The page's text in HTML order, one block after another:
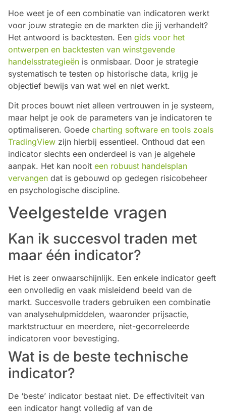
Hoe weet je of een combinatie van indicatoren werkt
voor jouw strategie en de markten die jij verhandelt?
Het antwoord is backtesten. Een gids voor het
ontwerpen en backtesten van winstgevende
handelsstrategieën is onmisbaar. Door je strategie
systematisch te testen op historische data, krijg je
objectief bewijs van wat wel en niet werkt.
Dit proces bouwt niet alleen vertrouwen in je systeem,
maar helpt je ook de parameters van je indicatoren te
optimaliseren. Goede charting software en tools zoals
TradingView zijn hierbij essentieel. Onthoud dat een
indicator slechts een onderdeel is van je algehele
aanpak. Het kan nooit een robuust handelsplan
vervangen dat is gebouwd op gedegen risicobeheer
en psychologische discipline.
Veelgestelde vragen
Kan ik succesvol traden met
maar één indicator?
Het is zeer onwaarschijnlijk. Een enkele indicator geeft
een onvolledig en vaak misleidend beeld van de
markt. Succesvolle traders gebruiken een combinatie
van analysehulpmiddelen, waaronder prijsactie,
marktstructuur en meerdere, niet-gecorreleerde
indicatoren voor bevestiging.
Wat is de beste technische
indicator?
De ‘beste’ indicator bestaat niet. De effectiviteit van
een indicator hangt volledig af van de